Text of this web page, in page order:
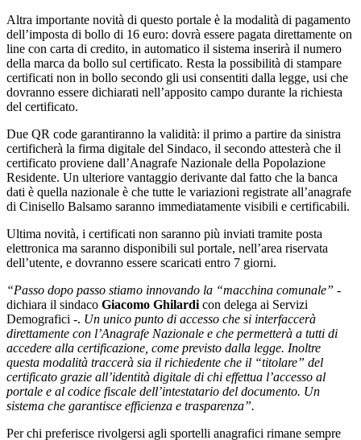
Altra importante novità di questo portale è la modalità di pagamento
dell’imposta di bollo di 16 euro: dovrà essere pagata direttamente on
line con carta di credito, in automatico il sistema inserirà il numero
della marca da bollo sul certificato. Resta la possibilità di stampare
certificati non in bollo secondo gli usi consentiti dalla legge, usi che
dovranno essere dichiarati nell’apposito campo durante la richiesta
del certificato.
Due QR code garantiranno la validità: il primo a partire da sinistra
certificherà la firma digitale del Sindaco, il secondo attesterà che il
certificato proviene dall’Anagrafe Nazionale della Popolazione
Residente. Un ulteriore vantaggio derivante dal fatto che la banca
dati è quella nazionale è che tutte le variazioni registrate all’anagrafe
di Cinisello Balsamo saranno immediatamente visibili e certificabili.
Ultima novità, i certificati non saranno più inviati tramite posta
elettronica ma saranno disponibili sul portale, nell’area riservata
dell’utente, e dovranno essere scaricati entro 7 giorni.
“Passo dopo passo stiamo innovando la “macchina comunale” -
dichiara il sindaco Giacomo Ghilardi con delega ai Servizi
Demografici -. Un unico punto di accesso che si interfaccerà
direttamente con l’Anagrafe Nazionale e che permetterà a tutti di
accedere alla certificazione, come previsto dalla legge. Inoltre
questa modalità traccerà sia il richiedente che il “titolare” del
certificato grazie all’identità digitale di chi effettua l’accesso al
portale e al codice fiscale dell’intestatario del documento. Un
sistema che garantisce efficienza e trasparenza”.
Per chi preferisce rivolgersi agli sportelli anagrafici rimane sempre